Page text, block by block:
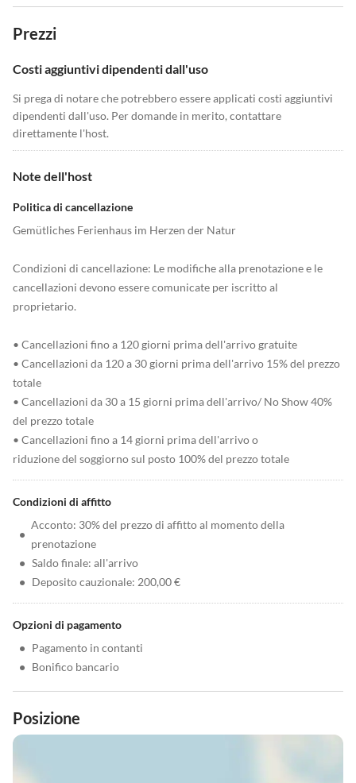
Prezzi
Costi aggiuntivi dipendenti dall'uso
Si prega di notare che potrebbero essere applicati costi aggiuntivi
dipendenti dall'uso. Per domande in merito, contattare
direttamente l'host.
Note dell'host
Politica di cancellazione
Gemütliches Ferienhaus im Herzen der Natur
Condizioni di cancellazione: Le modifiche alla prenotazione e le
cancellazioni devono essere comunicate per iscritto al
proprietario.
• Cancellazioni fino a 120 giorni prima dell'arrivo gratuite
• Cancellazioni da 120 a 30 giorni prima dell'arrivo 15% del prezzo
totale
• Cancellazioni da 30 a 15 giorni prima dell'arrivo/ No Show 40%
del prezzo totale
• Cancellazioni fino a 14 giorni prima dell'arrivo o
riduzione del soggiorno sul posto 100% del prezzo totale
Condizioni di affitto
•
Acconto: 30% del prezzo di affitto al momento della
prenotazione
• Saldo finale: all'arrivo
• Deposito cauzionale: 200,00 €
Opzioni di pagamento
• Pagamento in contanti
• Bonifico bancario
Posizione